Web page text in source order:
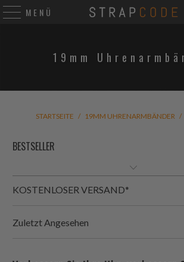
MENÜ
19mm
STARTSEITE / 19MM UHRENARMBÄNDER /
KOSTENLOSER VERSAND*
Zuletzt Angesehen